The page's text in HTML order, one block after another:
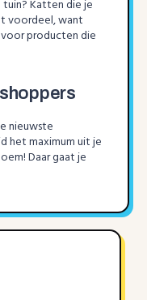
tuin? Katten die je
voordeel, want
producten die
nieuwste
het maximum uit je
Daar gaat je